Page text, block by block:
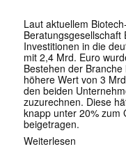
Laut aktuellem
Investitionen in die
mit 2,4 Mrd. Euro
Bestehen der
höhere Wert von 3
den beiden
zuzurechnen. Diese
knapp unter 20% zum
beigetragen.
Weiterlesen